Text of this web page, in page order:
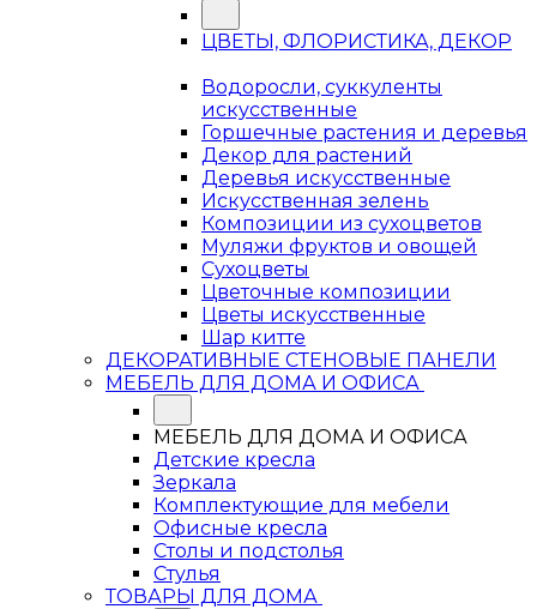
ЦВЕТЫ, ФЛОРИСТИКА, ДЕКОР
Водоросли, суккуленты
искусственные
Горшечные растения и деревья
Декор для растений
Деревья искусственные
Искусственная зелень
Композиции из сухоцветов
Муляжи фруктов и овощей
Сухоцветы
Цветочные композиции
Цветы искусственные
Шар китте
ДЕКОРАТИВНЫЕ СТЕНОВЫЕ ПАНЕЛИ
МЕБЕЛЬ ДЛЯ ДОМА И ОФИСА
МЕБЕЛЬ ДЛЯ ДОМА И ОФИСА
Детские кресла
Зеркала
Комплектующие для мебели
Офисные кресла
Столы и подстолья
Стулья
ТОВАРЫ ДЛЯ ДОМА